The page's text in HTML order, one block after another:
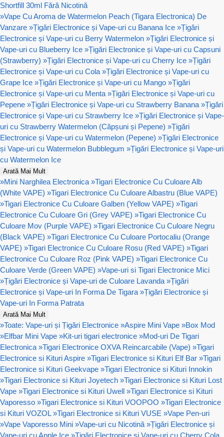
Shortfill 30ml Fără Nicotină
»Vape Cu Aroma de Watermelon Peach (Tigara Electronica) De
Vanzare »Țigări Electronice și Vape-uri cu Banana Ice »Țigări
Electronice și Vape-uri cu Berry Watermelon »Țigări Electronice și
Vape-uri cu Blueberry Ice »Țigări Electronice și Vape-uri cu Capsuni
(Strawberry) »Țigări Electronice și Vape-uri cu Cherry Ice »Țigări
Electronice și Vape-uri cu Cola »Țigări Electronice și Vape-uri cu
Grape Ice »Țigări Electronice și Vape-uri cu Mango »Țigări
Electronice și Vape-uri cu Menta »Țigări Electronice și Vape-uri cu
Pepene »Țigări Electronice și Vape-uri cu Strawberry Banana »Țigări
Electronice și Vape-uri cu Strawberry Ice »Țigări Electronice și Vape-
uri cu Strawberry Watermelon (Căpșuni și Pepene) »Țigări
Electronice și Vape-uri cu Watermelon (Pepene) »Țigări Electronice
și Vape-uri cu Watermelon Bubblegum »Țigări Electronice și Vape-uri
cu Watermelon Ice
Arată Mai Mult
»Mini Narghilea Electronica »Tigari Electronice Cu Culoare Alb
(White VAPE) »Tigari Electronice Cu Culoare Albastru (Blue VAPE)
»Tigari Electronice Cu Culoare Galben (Yellow VAPE) »Tigari
Electronice Cu Culoare Gri (Grey VAPE) »Tigari Electronice Cu
Culoare Mov (Purple VAPE) »Tigari Electronice Cu Culoare Negru
(Black VAPE) »Tigari Electronice Cu Culoare Portocaliu (Orange
VAPE) »Tigari Electronice Cu Culoare Rosu (Red VAPE) »Tigari
Electronice Cu Culoare Roz (Pink VAPE) »Tigari Electronice Cu
Culoare Verde (Green VAPE) »Vape-uri si Tigari Electronice Mici
»Țigări Electronice și Vape-uri de Culoare Lavanda »Țigări
Electronice și Vape-uri In Forma De Tigara »Țigări Electronice și
Vape-uri In Forma Patrata
Arată Mai Mult
»Toate: Vape-uri și Țigări Electronice »Aspire Mini Vape »Box Mod
»Elfbar Mini Vape »Kit-uri tigari electronice »Mod-uri De Tigari
Electronica »Tigari Electronice OXVA Reincarcabile (Vape) »Tigari
Electronice si Kituri Aspire »Tigari Electronice si Kituri Elf Bar »Tigari
Electronice si Kituri Geekvape »Tigari Electronice si Kituri Innokin
»Tigari Electronice si Kituri Joyetech »Tigari Electronice si Kituri Lost
Vape »Tigari Electronice si Kituri Uwell »Tigari Electronice si Kituri
Vaporesso »Tigari Electronice si Kituri VOOPOO »Tigari Electronice
si Kituri VOZOL »Tigari Electronice si Kituri VUSE »Vape Pen-uri
»Vape Vaporesso Mini »Vape-uri cu Nicotină »Țigări Electronice și
Vape-uri cu Apple Ice »Țigări Electronice și Vape-uri cu Cherry Cola